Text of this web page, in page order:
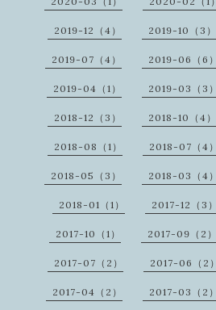
2019-12（4） 2019-10（3）
2019-07（4） 2019-06（6）
2019-04（1） 2019-03（3）
2018-12（3） 2018-10（4）
2018-08（1） 2018-07（4）
2018-05（3） 2018-03（4）
2018-01（1） 2017-12（3）
2017-10（1） 2017-09（2）
2017-07（2） 2017-06（2）
2017-04（2） 2017-03（2）